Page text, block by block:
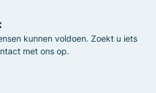
kunnen voldoen. Zoekt u iets
met ons op.